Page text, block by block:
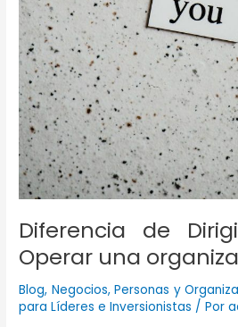
Diferencia de
Operar una
Blog, Negocios,Personas y
para Líderes e Inversionistas / Por